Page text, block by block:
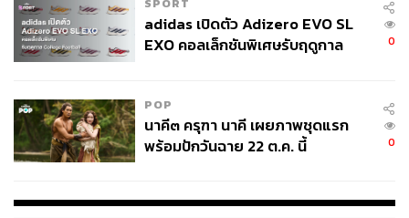
SPORT
adidas เปิดตัว Adizero EVO SL
EXO คอลเล็กชันพิเศษรับฤดูกาล
0
POP
นาคี๓ ครุฑา นาคี เผยภาพชุดแรก
พร้อมปักวันฉาย 22 ต.ค. นี้
0